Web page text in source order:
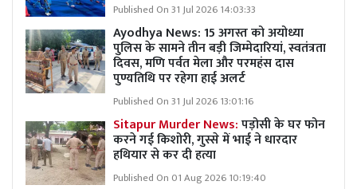
Published On 31 Jul 2026 14:03:33
Ayodhya News: 15 अगस्त को अयोध्या
पुलिस के सामने तीन बड़ी जिम्मेदारियां, स्वतंत्रता
दिवस, मणि पर्वत मेला और परमहंस दास
पुण्यतिथि पर रहेगा हाई अलर्ट
Published On 31 Jul 2026 13:01:16
Sitapur Murder News:पड़ोसी के घर फोन
करने गई किशोरी, गुस्से में भाई ने धारदार
हथियार से कर दी हत्या
Published On 01 Aug 2026 10:19:40